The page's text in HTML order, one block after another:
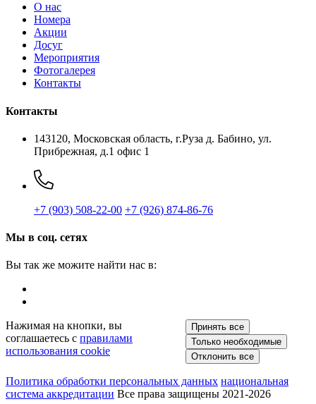
O нас
Номера
Акции
Досуг
Мероприятия
Фотогалерея
Контакты
Контакты
143120, Московская область, г.Руза д. Бабино, ул.
Прибрежная, д.1 офис 1
+7 (903) 508-22-00 +7 (926) 874-86-76
Мы в соц. сетях
Вы так же можите найти нас в:
Нажимая на кнопки, вы
соглашаетесь с правилами
использования cookie
Принять все
Только необходимые
Отклонить все
Политика обработки персональных данных национальная
система аккредитации Все права защищены 2021-2026